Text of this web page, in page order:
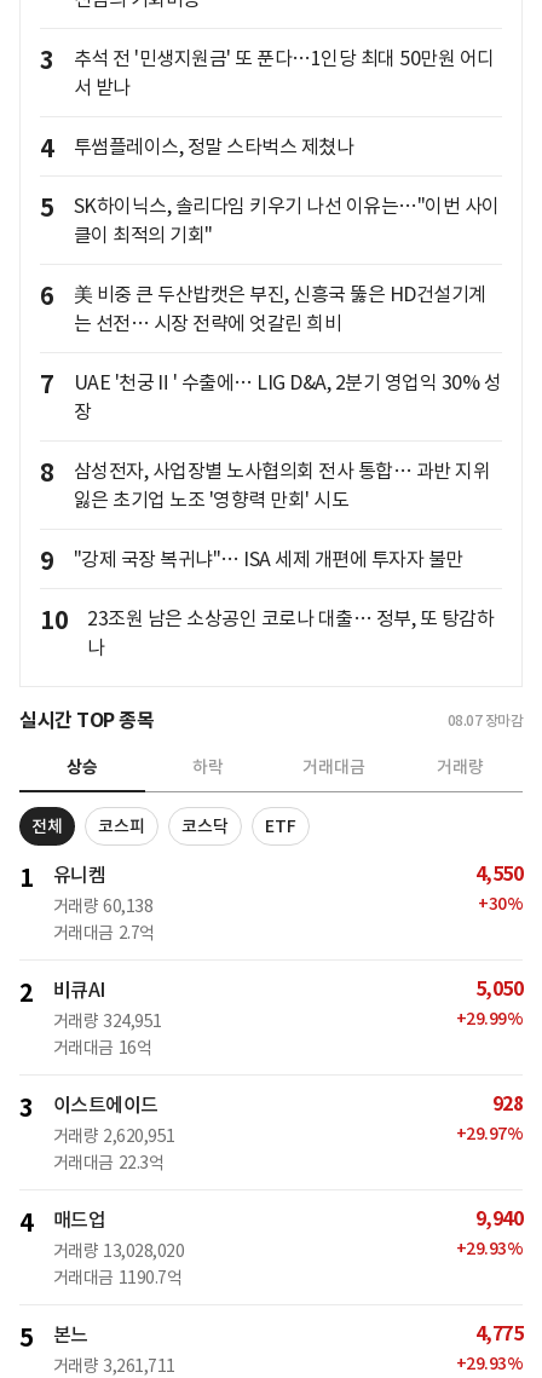
3
추석 전 '민생지원금' 또 푼다…1인당 최대 50만원 어디
서 받나
4 투썸플레이스, 정말 스타벅스 제쳤나
5
SK하이닉스, 솔리다임 키우기 나선 이유는…"이번 사이
클이 최적의 기회"
6
美 비중 큰 두산밥캣은 부진, 신흥국 뚫은 HD건설기계
는 선전… 시장 전략에 엇갈린 희비
7
UAE '천궁Ⅱ' 수출에… LIG D&A, 2분기 영업익 30% 성
장
8
삼성전자, 사업장별 노사협의회 전사 통합… 과반 지위
잃은 초기업 노조 '영향력 만회' 시도
9 "강제 국장 복귀냐"… ISA 세제 개편에 투자자 불만
10
23조원 남은 소상공인 코로나 대출… 정부, 또 탕감하
나
실시간 TOP 종목 08.07 장마감
상승 하락 거래대금 거래량
전체 코스피 코스닥 ETF
1 유니켐
거래량 60,138
거래대금 2.7억
4,550
+30%
2 비큐AI
거래량 324,951
거래대금 16억
5,050
+29.99%
3 이스트에이드
거래량 2,620,951
거래대금 22.3억
928
+29.97%
4 매드업
거래량 13,028,020
거래대금 1190.7억
9,940
+29.93%
5 본느
거래량 3,261,711
4,775
+29.93%